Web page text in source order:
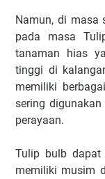
Namun, di masa
pada masa
tanaman hias
tinggi di
memiliki
sering
perayaan.
Tulip bulb dapat
memiliki musim